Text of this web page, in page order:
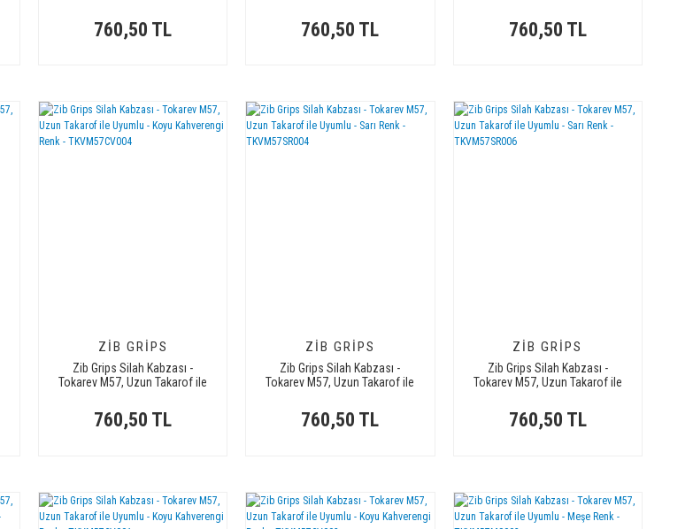
TKVM57MS006
760,50 TL
TKVM57SR007
760,50 TL
TKVM57MS001
760,50 TL
ZIB GRIPS
Zib Grips Silah Kabzası -
Tokarev M57, Uzun Takarof ile
- TKVM57CV004
760,50 TL
ZIB GRIPS
Zib Grips Silah Kabzası -
Tokarev M57, Uzun Takarof ile
TKVM57SR004
760,50 TL
ZIB GRIPS
Zib Grips Silah Kabzası -
Tokarev M57, Uzun Takarof ile
TKVM57SR006
760,50 TL